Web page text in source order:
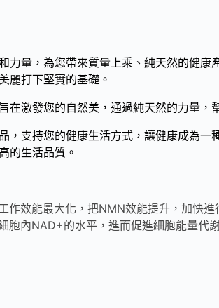
量，為您帶來質量上乘、純天然的健
麗打下堅實的基礎。
激發您的自然美，通過純天然的力量，
支持您的健康生活方式，讓健康成為
的生活品質。
作效能最大化，把NMN效能提升，加快
內NAD+的水平，進而促進細胞能量代